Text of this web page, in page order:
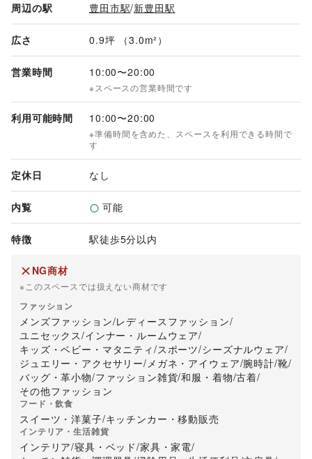
周辺の駅 豊田市駅/新豊田駅
広さ 0.9坪 （3.0m²）
営業時間 10:00〜20:00
※スペースの営業時間です
利用可能時間 10:00〜20:00
※準備時間を含めた、スペースを利用できる時間で
す
定休日 なし
内覧 可能
特徴 駅徒歩5分以内
NG商材
※このスペースでは扱えない商材です
ファッション
メンズファッション/レディースファッション/
ユニセックス/インナー・ルームウェア/
キッズ・ベビー・マタニティ /スポーツ/シーズナルウェア/
ジュエリー・アクセサリー/メガネ・アイウェア/腕時計/靴/
バッグ・革小物/ファッション雑貨/和服・着物/古着/
その他ファッション
フード・飲食
スイーツ・洋菓子/キッチンカー・移動販売
インテリア・生活雑貨
インテリア/寝具・ベッド/家具・家電/